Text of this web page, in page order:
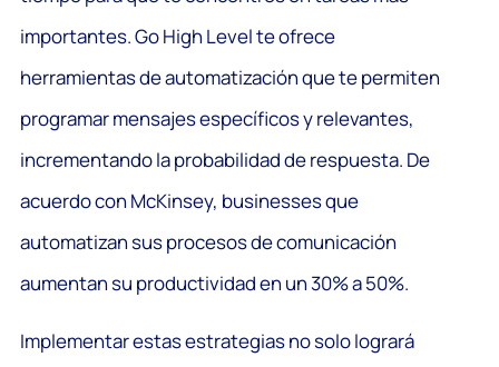
importantes. Go High Level te ofrece
herramientas de automatización que te permiten
programar mensajes específicos y relevantes,
incrementando la probabilidad de respuesta. De
acuerdo con McKinsey, businesses que
automatizan sus procesos de comunicación
aumentan su productividad en un 30% a 50%.
Implementar estas estrategias no solo logrará